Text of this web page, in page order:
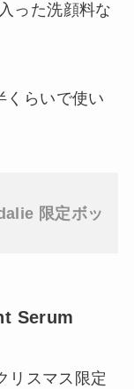
った洗顔料な
くらいで使い
限定ボッ
Serum
リスマス限定